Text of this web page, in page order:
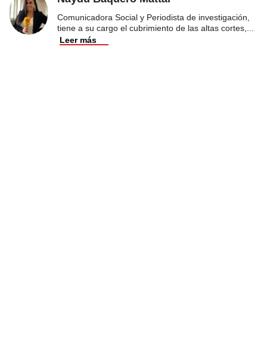
Comunicadora Social y Periodista de investigación,
tiene a su cargo el cubrimiento de las altas cortes,
Leer más